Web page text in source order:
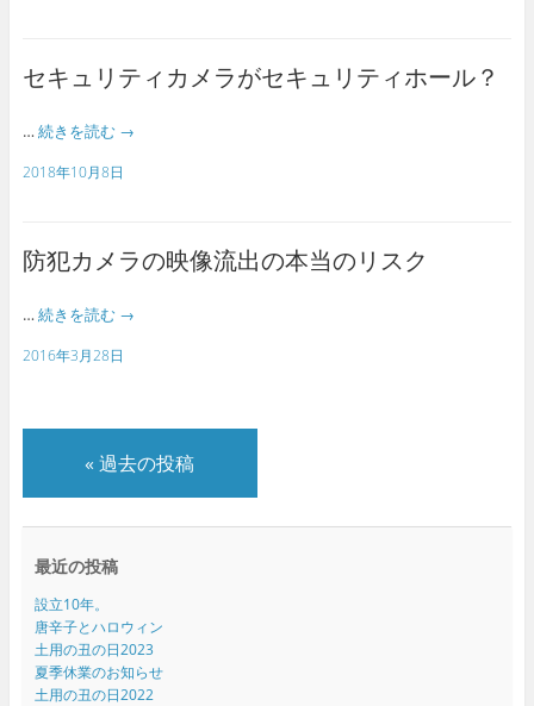
セキュリティカメラがセキュリティホール？
… 続きを読む →
2018年10月8日
防犯カメラの映像流出の本当のリスク
… 続きを読む →
2016年3月28日
« 過去の投稿
最近の投稿
設立10年。
唐辛子とハロウィン
土用の丑の日2023
夏季休業のお知らせ
土用の丑の日2022